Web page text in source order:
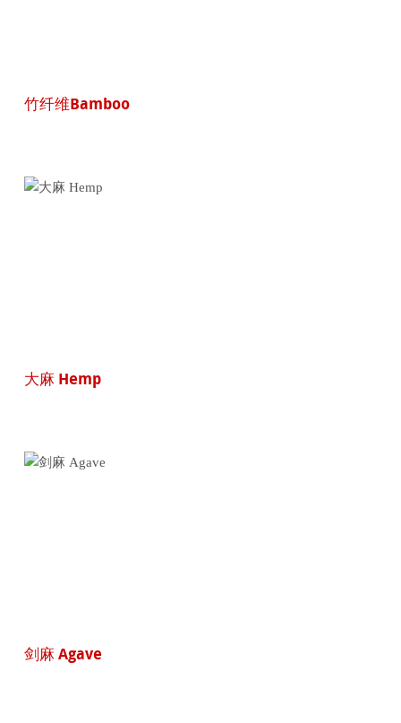
竹纤维Bamboo
大麻 Hemp
剑麻 Agave